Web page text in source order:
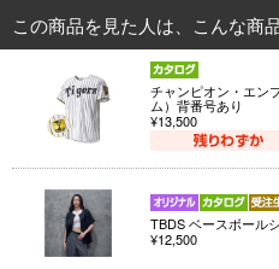
この商品を見た人は、こんな商
チャンピオン・エン
ム）背番号あり
¥13,500
TBDS ベースボー
¥12,500